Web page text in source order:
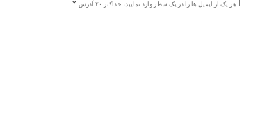
هر یک از ایمیل ها را در یک سطر وارد نمایید، حداکثر ۲۰ آدرس